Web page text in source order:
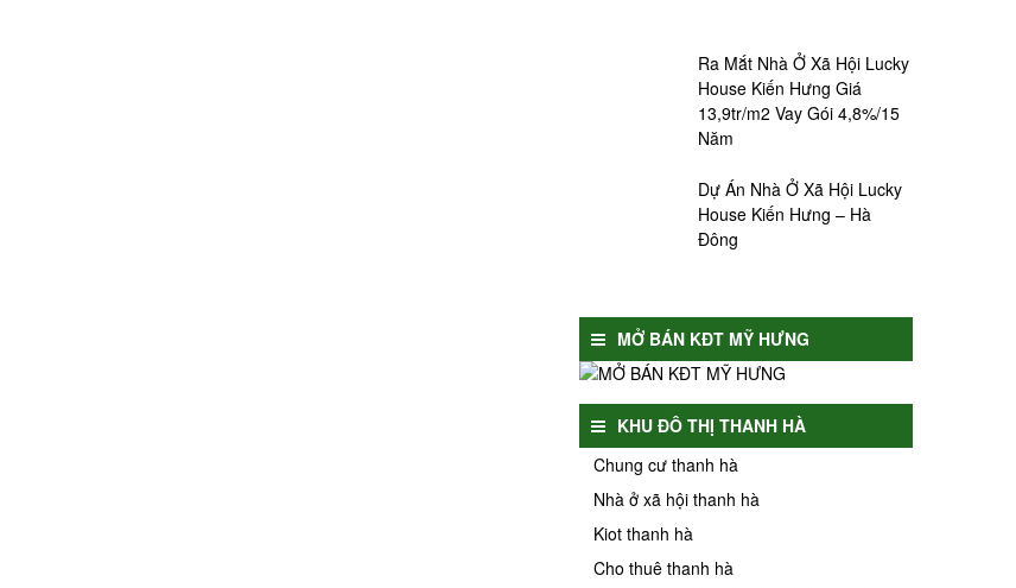
Ra Mắt Nhà Ở Xã Hội Lucky
House Kiến Hưng Giá
13,9tr/m2 Vay Gói 4,8%/15
Năm
Dự Án Nhà Ở Xã Hội Lucky
House Kiến Hưng – Hà
Đông
MỞ BÁN KĐT MỸ HƯNG
KHU ĐÔ THỊ THANH HÀ
Chung cư thanh hà
Nhà ở xã hội thanh hà
Kiot thanh hà
Cho thuê thanh hà